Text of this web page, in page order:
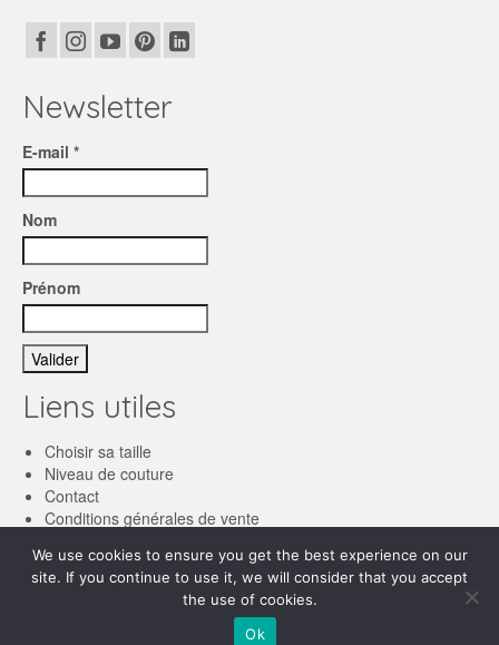
Newsletter
E-mail *
Nom
Prénom
Liens utiles
Choisir sa taille
Niveau de couture
Contact
Conditions générales de vente
We use cookies to ensure you get the best experience on our
site. If you continue to use it, we will consider that you accept
the use of cookies.
Ok